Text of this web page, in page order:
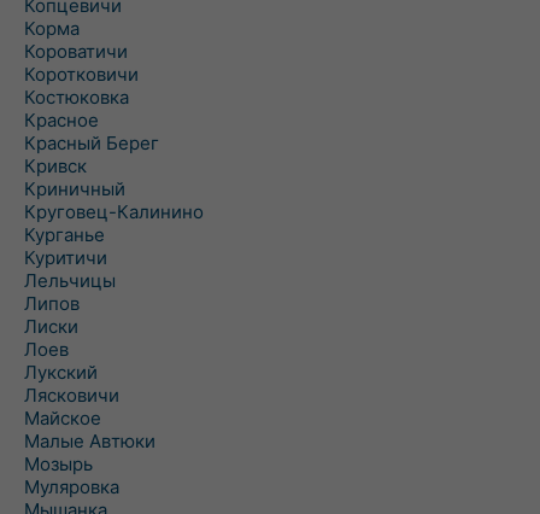
Копцевичи
Корма
Короватичи
Коротковичи
Костюковка
Красное
Красный Берег
Кривск
Криничный
Круговец-Калинино
Курганье
Куритичи
Лельчицы
Липов
Лиски
Лоев
Лукский
Лясковичи
Майское
Малые Автюки
Мозырь
Муляровка